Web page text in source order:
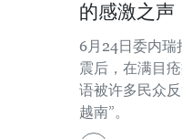
的感激之声
6月24日委内瑞
震后，在满目
语被许多民众
越南”。